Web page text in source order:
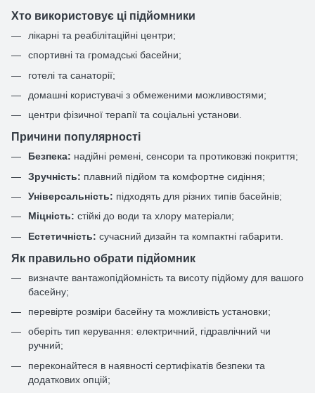
Хто використовує ці підйомники
лікарні та реабілітаційні центри;
спортивні та громадські басейни;
готелі та санаторії;
домашні користувачі з обмеженими можливостями;
центри фізичної терапії та соціальні установи.
Причини популярності
Безпека: надійні ремені, сенсори та протиковзкі покриття;
Зручність: плавний підйом та комфортне сидіння;
Універсальність: підходять для різних типів басейнів;
Міцність: стійкі до води та хлору матеріали;
Естетичність: сучасний дизайн та компактні габарити.
Як правильно обрати підйомник
визначте вантажопідйомність та висоту підйому для вашого
басейну;
перевірте розміри басейну та можливість установки;
оберіть тип керування: електричний, гідравлічний чи
ручний;
переконайтеся в наявності сертифікатів безпеки та
додаткових опцій;